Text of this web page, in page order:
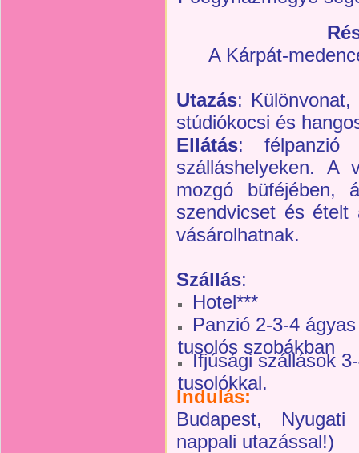
A Kárpát-
Utazás:
stúdiókocsi és
Ellátás: félpanzió
szálláshelyeken. A
mozgó büféjében,
szendvicset és
vásárolhatnak.
Szállás:
Hotel***
Panzió 2-3-4
tusolós szobákban
Ifjúsági szállások
tusolókkal.
Indulás:
Budapest,
nappali utazással!)